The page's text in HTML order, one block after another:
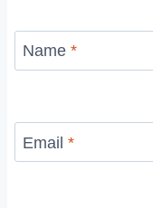
Name *
Email *